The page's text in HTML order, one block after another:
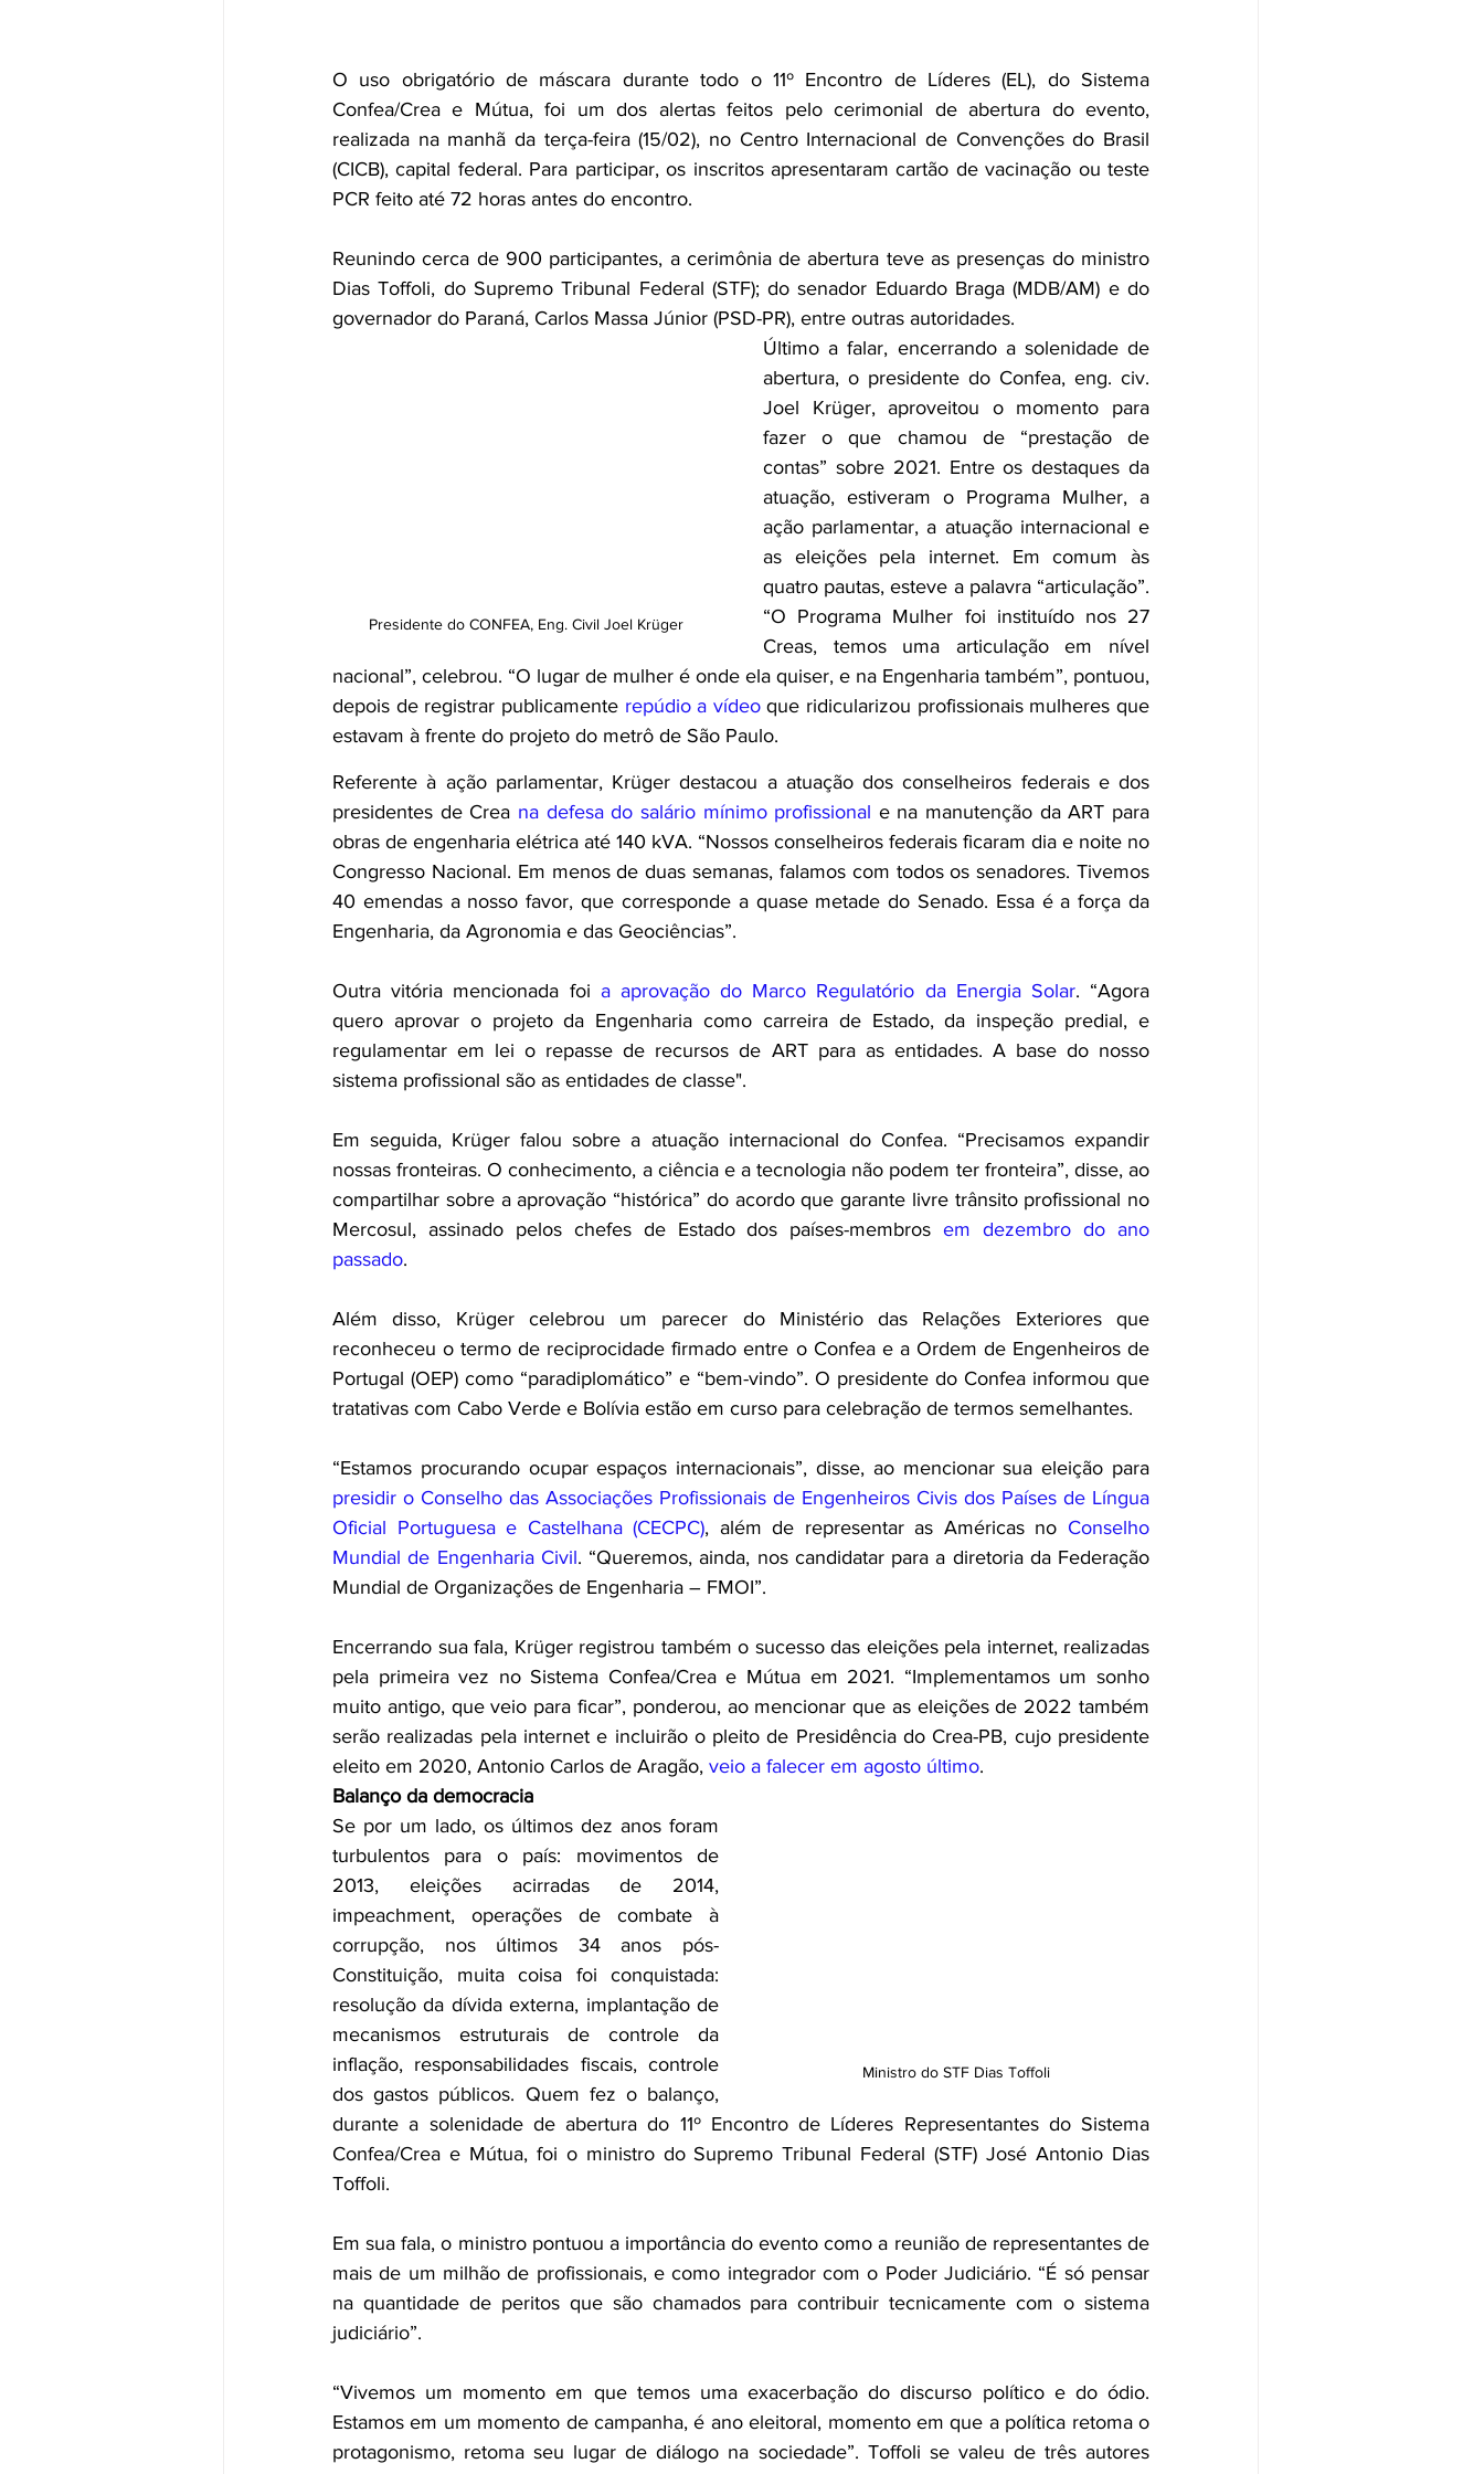
O uso obrigatório de máscara durante todo o 11º Encontro de Líderes (EL), do Sistema
Confea/Crea e Mútua, foi um dos alertas feitos pelo cerimonial de abertura do evento,
realizada na manhã da terça-feira (15/02), no Centro Internacional de Convenções do Brasil
(CICB), capital federal. Para participar, os inscritos apresentaram cartão de vacinação ou teste
PCR feito até 72 horas antes do encontro.
Reunindo cerca de 900 participantes, a cerimônia de abertura teve as presenças do ministro
Dias Toffoli, do Supremo Tribunal Federal (STF); do senador Eduardo Braga (MDB/AM) e do
governador do Paraná, Carlos Massa Júnior (PSD-PR), entre outras autoridades.
Presidente do CONFEA, Eng. Civil Joel Krüger
Último a falar, encerrando a solenidade de
abertura, o presidente do Confea, eng. civ.
Joel Krüger, aproveitou o momento para
fazer o que chamou de “prestação de
contas” sobre 2021. Entre os destaques da
atuação, estiveram o Programa Mulher, a
ação parlamentar, a atuação internacional e
as eleições pela internet. Em comum às
quatro pautas, esteve a palavra “articulação”.
“O Programa Mulher foi instituído nos 27
Creas, temos uma articulação em nível
nacional”, celebrou. “O lugar de mulher é onde ela quiser, e na Engenharia também”, pontuou,
depois de registrar publicamente repúdio a vídeo que ridicularizou profissionais mulheres que
estavam à frente do projeto do metrô de São Paulo.
Referente à ação parlamentar, Krüger destacou a atuação dos conselheiros federais e dos
presidentes de Crea na defesa do salário mínimo profissional e na manutenção da ART para
obras de engenharia elétrica até 140 kVA. “Nossos conselheiros federais ficaram dia e noite no
Congresso Nacional. Em menos de duas semanas, falamos com todos os senadores. Tivemos
40 emendas a nosso favor, que corresponde a quase metade do Senado. Essa é a força da
Engenharia, da Agronomia e das Geociências”.
Outra vitória mencionada foi a aprovação do Marco Regulatório da Energia Solar. “Agora
quero aprovar o projeto da Engenharia como carreira de Estado, da inspeção predial, e
regulamentar em lei o repasse de recursos de ART para as entidades. A base do nosso
sistema profissional são as entidades de classe".
Em seguida, Krüger falou sobre a atuação internacional do Confea. “Precisamos expandir
nossas fronteiras. O conhecimento, a ciência e a tecnologia não podem ter fronteira”, disse, ao
compartilhar sobre a aprovação “histórica” do acordo que garante livre trânsito profissional no
Mercosul, assinado pelos chefes de Estado dos países-membros em dezembro do ano
passado.
Além disso, Krüger celebrou um parecer do Ministério das Relações Exteriores que
reconheceu o termo de reciprocidade firmado entre o Confea e a Ordem de Engenheiros de
Portugal (OEP) como “paradiplomático” e “bem-vindo”. O presidente do Confea informou que
tratativas com Cabo Verde e Bolívia estão em curso para celebração de termos semelhantes.
presidir o Conselho das Associações Profissionais de Engenheiros Civis dos Países de Língua
Oficial Portuguesa e Castelhana (CECPC), além de representar as Américas no Conselho
Mundial de Engenharia Civil. “Queremos, ainda, nos candidatar para a diretoria da Federação
Mundial de Organizações de Engenharia – FMOI”.
Encerrando sua fala, Krüger registrou também o sucesso das eleições pela internet, realizadas
pela primeira vez no Sistema Confea/Crea e Mútua em 2021. “Implementamos um sonho
muito antigo, que veio para ficar”, ponderou, ao mencionar que as eleições de 2022 também
serão realizadas pela internet e incluirão o pleito de Presidência do Crea-PB, cujo presidente
eleito em 2020, Antonio Carlos de Aragão, veio a falecer em agosto último.
Ministro do STF Dias Toffoli
Balanço da democracia
Se por um lado, os últimos dez anos foram
turbulentos para o país: movimentos de
2013, eleições acirradas de 2014,
impeachment, operações de combate à
corrupção, nos últimos 34 anos pós-
Constituição, muita coisa foi conquistada:
resolução da dívida externa, implantação de
mecanismos estruturais de controle da
inflação, responsabilidades fiscais, controle
dos gastos públicos. Quem fez o balanço,
durante a solenidade de abertura do 11º Encontro de Líderes Representantes do Sistema
Confea/Crea e Mútua, foi o ministro do Supremo Tribunal Federal (STF) José Antonio Dias
Toffoli.
Em sua fala, o ministro pontuou a importância do evento como a reunião de representantes de
mais de um milhão de profissionais, e como integrador com o Poder Judiciário. “É só pensar
na quantidade de peritos que são chamados para contribuir tecnicamente com o sistema
judiciário”.
“Vivemos um momento em que temos uma exacerbação do discurso político e do ódio.
Estamos em um momento de campanha, é ano eleitoral, momento em que a política retoma o
protagonismo, retoma seu lugar de diálogo na sociedade”. Toffoli se valeu de três autores